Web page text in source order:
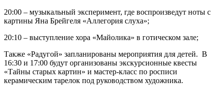
20:00 – музыкальный эксперимент, где воспроизведут ноты с
картины Яна Брейгеля «Аллегория слуха»;
20:10 – выступление хора «Майолика» в готическом зале;
Также «Радугой» запланированы мероприятия для детей. В
16:30 и 17:00 будут организованы экскурсионные квесты
«Тайны старых картин» и мастер-класс по росписи
керамическим тарелок под руководством художника.